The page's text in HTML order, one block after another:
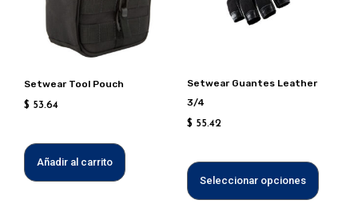
Setwear Tool Pouch
$ 53.64
Añadir al carrito
Setwear Guantes Leather
3/4
$ 55.42
Seleccionar opciones
de